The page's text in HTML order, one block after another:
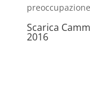
Scarica
2016